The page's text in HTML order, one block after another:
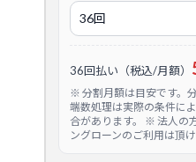
36回払い（税込/月額）
※ 分割月額は目安です。
端数処理は実際の条件に
合があります。 ※ 法人の
ングローンのご利用は頂け